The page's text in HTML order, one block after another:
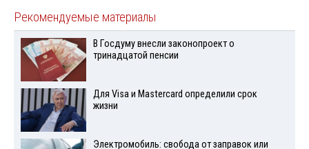
Рекомендуемые материалы
В Госдуму внесли законопроект о
тринадцатой пенсии
Для Visа и Mastercard определили срок
жизни
Электромобиль: свобода от заправок или